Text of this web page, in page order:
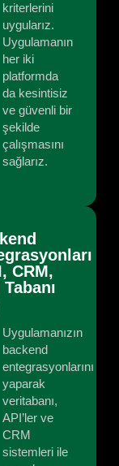
kriterlerini
uygularız.
Uygulamanın
her iki
platformda
da kesintisiz
ve güvenli bir
şekilde
çalışmasını
sağlarız.
CRM,
Uygulamanızın
backend
entegrasyonlarını
yaparak
veritabanı,
API’ler ve
CRM
sistemleri ile